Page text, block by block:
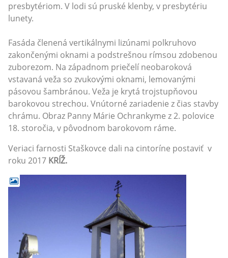
presbytériom. V lodi sú pruské klenby, v presbytériu
lunety.
Fasáda členená vertikálnymi lizúnami polkruhovo
zakončenými oknami a podstrešnou rímsou zdobenou
zuborezom. Na západnom priečelí neobaroková
vstavaná veža so zvukovými oknami, lemovanými
pásovou šambránou. Veža je krytá trojstupňovou
barokovou strechou. Vnútorné zariadenie z čias stavby
chrámu. Obraz Panny Márie Ochrankyme z 2. polovice
18. storočia, v pôvodnom barokovom ráme.
Veriaci farnosti Staškovce dali na cintoríne postaviť v
roku 2017 KRÍŽ.